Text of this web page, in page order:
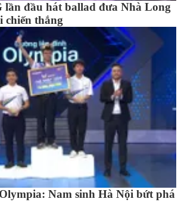
lần đầu hát ballad đưa Nhà Long
chiến thắng
Nam sinh Hà Nội bứt phá